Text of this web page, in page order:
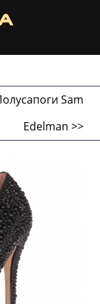
Sam
Edelman >>